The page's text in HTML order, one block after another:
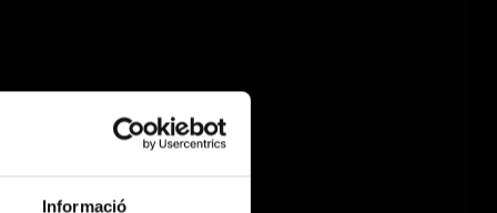
Informació